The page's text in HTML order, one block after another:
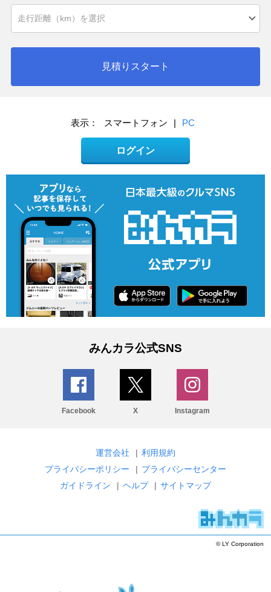
見積りスタート
表示： スマートフォン | PC
ログイン
みんカラ公式SNS
Facebook X Instagram
運営会社 | 利用規約
プライバシーポリシー
| プライバシーセンター
ガイドライン
| ヘルプ | サイトマップ
© LY Corporation